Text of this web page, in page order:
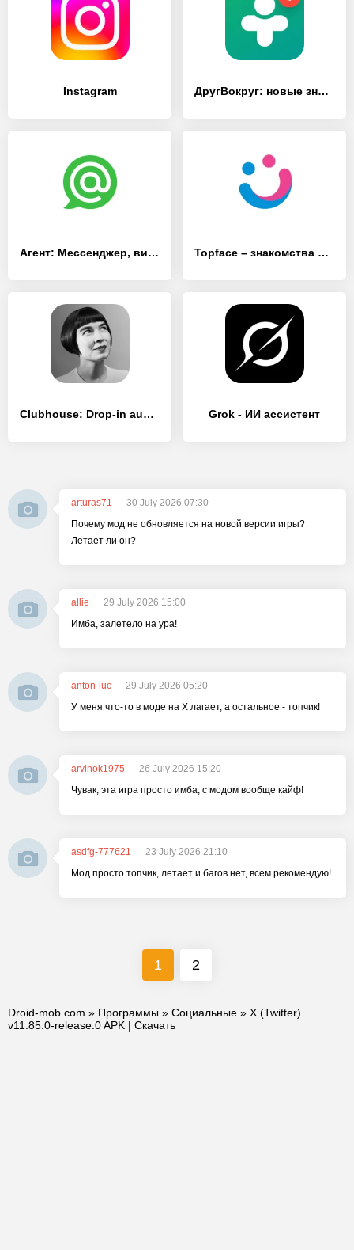
Instagram ДругВокруг: новые знакомства, онлайн чат
Агент: Мессенджер, видеозвонки Topface – знакомства и общение
Clubhouse: Drop-in audio cha‪t Grok - ИИ ассистент
arturas71
30 July 2026 07:30
Почему мод не обновляется на новой версии игры?
Летает ли он?
allie
29 July 2026 15:00
Имба, залетело на ура!
anton-luc
29 July 2026 05:20
У меня что-то в моде на X лагает, а остальное - топчик!
arvinok1975
26 July 2026 15:20
Чувак, эта игра просто имба, с модом вообще кайф!
asdfg-777621
23 July 2026 21:10
Мод просто топчик, летает и багов нет, всем рекомендую!
1 2
Droid-mob.com » Программы » Социальные » X (Twitter)
v11.85.0-release.0 APK | Скачать